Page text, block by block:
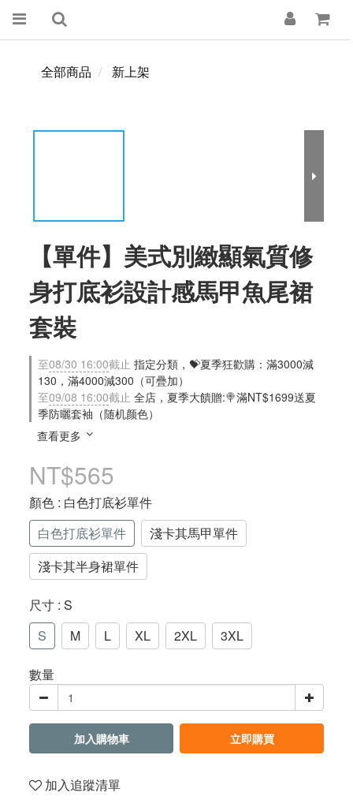
全部商品 新上架
【單件】美式別緻顯氣質修
身打底衫設計感馬甲魚尾裙
套裝
至08/30 16:00截止 指定分類，💝夏季狂歡購：滿3000減
130，滿4000減300（可疊加）
至09/08 16:00截止 全店，夏季大饋贈:🍭滿NT$1699送夏
季防曬套袖（随机颜色）
查看更多
NT$565
顏色 : 白色打底衫單件
白色打底衫單件
淺卡其馬甲單件
淺卡其半身裙單件
尺寸 : S
S
M L XL 2XL 3XL
數量
加入購物車 立即購買
加入追蹤清單